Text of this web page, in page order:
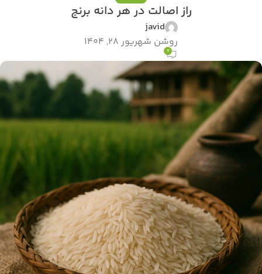
راز اصالت در هر دانه برنج
javid
روشن شهریور 28, 1404
0